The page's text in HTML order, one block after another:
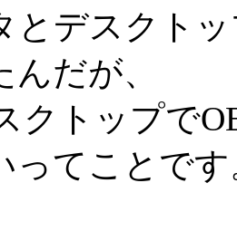
とデスクト
だが、
クトップで
ってことです